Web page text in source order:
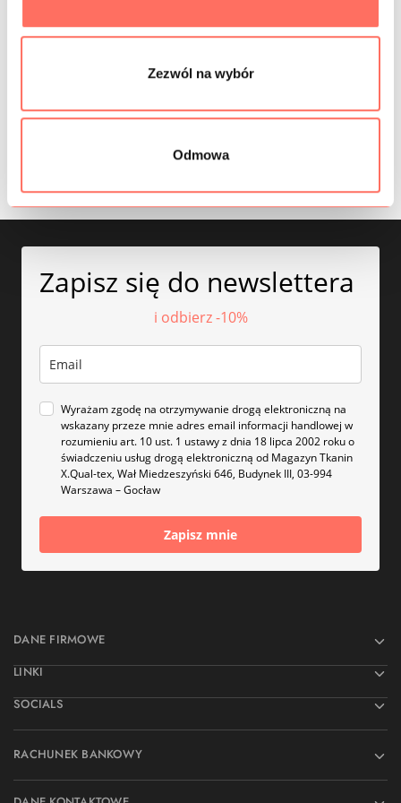
Zezwól na wybór
Odmowa
PRÓBKI TKANIN
Zapisz się do newslettera
i odbierz -10%
Wyrażam zgodę na otrzymywanie drogą elektroniczną na
wskazany przeze mnie adres email informacji handlowej w
rozumieniu art. 10 ust. 1 ustawy z dnia 18 lipca 2002 roku o
świadczeniu usług drogą elektroniczną od Magazyn Tkanin
X.Qual-tex, Wał Miedzeszyński 646, Budynek III, 03-994
Warszawa – Gocław
Zapisz mnie
DANE FIRMOWE
LINKI
SOCIALS
RACHUNEK BANKOWY